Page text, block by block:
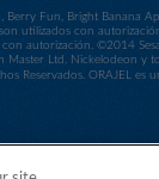
Fun, Bright Banana
utilizados con
autorización. ©2014
Ltd. Nickelodeon y
Reservados. ORAJEL es